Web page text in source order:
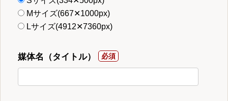
Mサイズ(667✕1000px)
Lサイズ(4912✕7360px)
媒体名（タイトル）